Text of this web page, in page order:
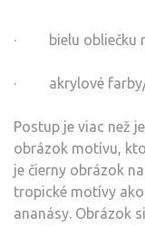
· bielu obliečku
· akrylové
Postup je viac než
obrázok motívu,
je čierny obrázok
tropické motívy
ananásy. Obrázok